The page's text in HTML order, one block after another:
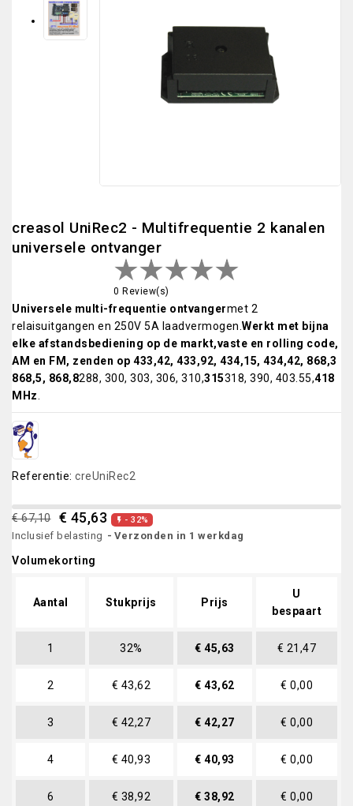
creasol UniRec2 - Multifrequentie 2 kanalen
universele ontvanger
0 Review(s)
Universele multi-frequentie ontvangermet 2
relaisuitgangen en 250V 5A laadvermogen.Werkt met bijna
elke afstandsbediening op de markt,vaste en rolling code,
AM en FM, zenden op 433,42, 433,92, 434,15, 434,42, 868,3
868,5, 868,8288, 300, 303, 306, 310,315318, 390, 403.55,418
MHz.
Referentie: creUniRec2
€ 67,10 € 45,63  - 32%
Inclusief belasting Verzonden in 1 werkdag
Volumekorting
Aantal Stukprijs Prijs
U
bespaart
1 32% € 45,63 € 21,47
2 € 43,62 € 43,62 € 0,00
3 € 42,27 € 42,27 € 0,00
4 € 40,93 € 40,93 € 0,00
6 € 38,92 € 38,92 € 0,00